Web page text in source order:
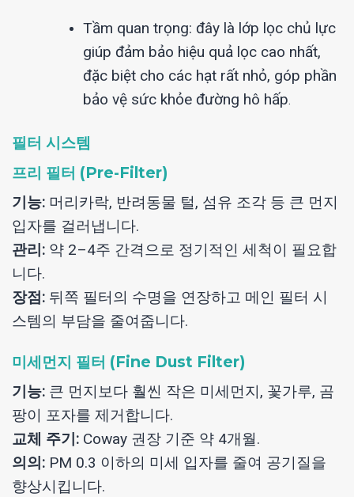
Tầm quan trọng: đây là lớp lọc chủ lực
giúp đảm bảo hiệu quả lọc cao nhất,
đặc biệt cho các hạt rất nhỏ, góp phần
bảo vệ sức khỏe đường hô hấp.
필터 시스템
프리 필터 (Pre-Filter)
기능: 머리카락, 반려동물 털, 섬유 조각 등 큰 먼지
입자를 걸러냅니다.
관리: 약 2–4주 간격으로 정기적인 세척이 필요합
니다.
장점: 뒤쪽 필터의 수명을 연장하고 메인 필터 시
스템의 부담을 줄여줍니다.
미세먼지 필터 (Fine Dust Filter)
기능: 큰 먼지보다 훨씬 작은 미세먼지, 꽃가루, 곰
팡이 포자를 제거합니다.
교체 주기: Coway 권장 기준 약 4개월.
의의: PM 0.3 이하의 미세 입자를 줄여 공기질을
향상시킵니다.